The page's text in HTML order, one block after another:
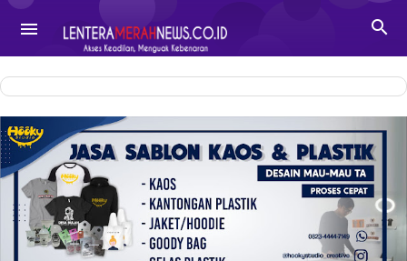
-->
 